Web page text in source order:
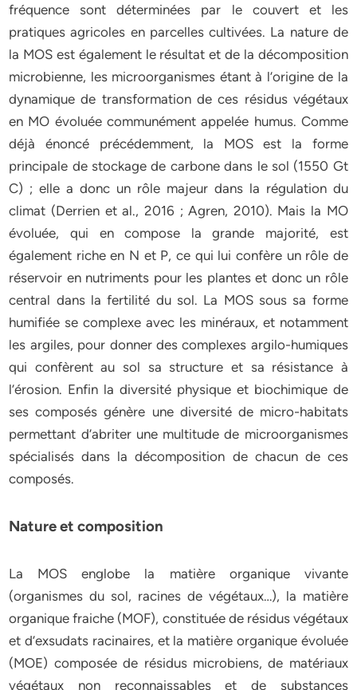
fréquence sont déterminées par le couvert et les
pratiques agricoles en parcelles cultivées. La nature de
la MOS est également le résultat et de la décomposition
microbienne, les microorganismes étant à l’origine de la
dynamique de transformation de ces résidus végétaux
en MO évoluée communément appelée humus. Comme
déjà énoncé précédemment, la MOS est la forme
principale de stockage de carbone dans le sol (1550 Gt
C) ; elle a donc un rôle majeur dans la régulation du
climat (Derrien et al., 2016 ; Agren, 2010). Mais la MO
évoluée, qui en compose la grande majorité, est
également riche en N et P, ce qui lui confère un rôle de
réservoir en nutriments pour les plantes et donc un rôle
central dans la fertilité du sol. La MOS sous sa forme
humifiée se complexe avec les minéraux, et notamment
les argiles, pour donner des complexes argilo-humiques
qui confèrent au sol sa structure et sa résistance à
l’érosion. Enfin la diversité physique et biochimique de
ses composés génère une diversité de micro-habitats
permettant d’abriter une multitude de microorganismes
spécialisés dans la décomposition de chacun de ces
composés.
Nature et composition
La MOS englobe la matière organique vivante
(organismes du sol, racines de végétaux…), la matière
organique fraiche (MOF), constituée de résidus végétaux
et d’exsudats racinaires, et la matière organique évoluée
(MOE) composée de résidus microbiens, de matériaux
végétaux non reconnaissables et de substances